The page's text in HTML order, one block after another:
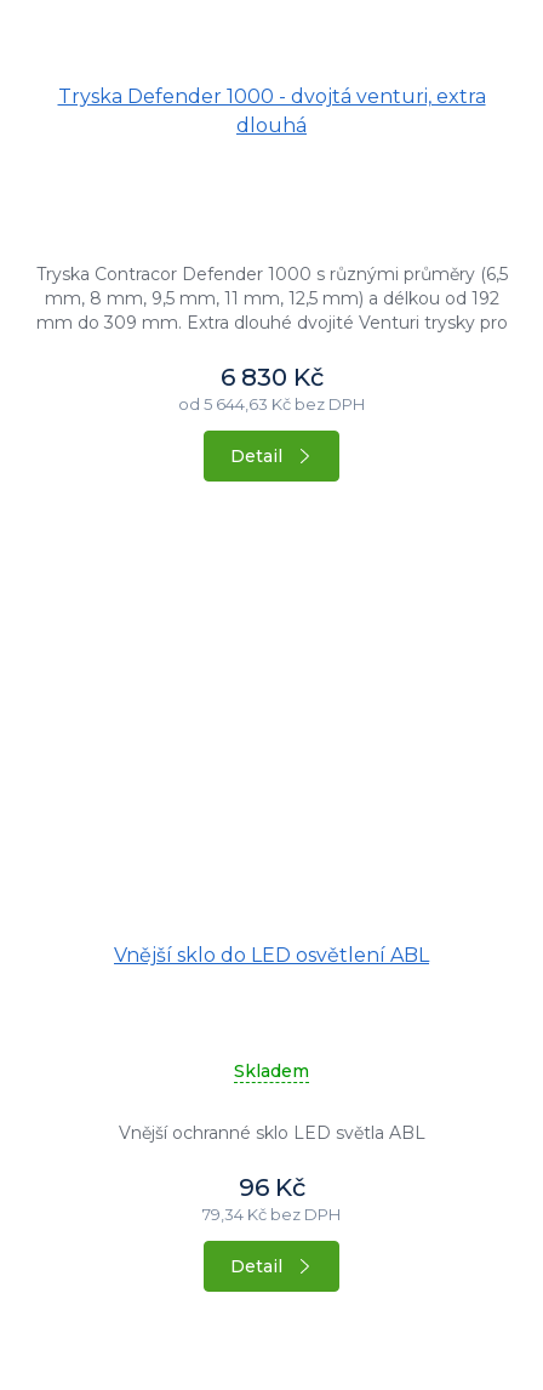
Tryska Defender 1000 - dvojtá venturi, extra
dlouhá
Tryska Contracor Defender 1000 s různými průměry (6,5
mm, 8 mm, 9,5 mm, 11 mm, 12,5 mm) a délkou od 192
mm do 309 mm. Extra dlouhé dvojité Venturi trysky pro
6 830 Kč
od 5 644,63 Kč bez DPH
Detail
Vnější sklo do LED osvětlení ABL
Skladem
Vnější ochranné sklo LED světla ABL
96 Kč
79,34 Kč bez DPH
Detail